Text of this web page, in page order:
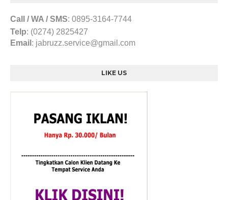
Call / WA / SMS: 0895-3164-7744
Telp: (0274) 2825427
Email : jabruzz.service@gmail.com
LIKE US